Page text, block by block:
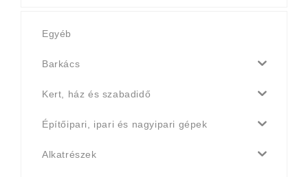
Egyéb
Barkács
Kert, ház és szabadidő
Építőipari, ipari és nagyipari gépek
Alkatrészek